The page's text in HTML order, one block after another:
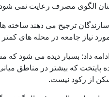
الگوی مصرف رعایت نمی
سازندگان ترجیح می دهند
نیاز جامعه در محله های
پایتخت که بیشتر در مناطق
از رکود نیست.